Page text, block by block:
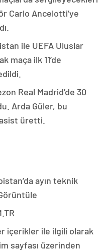
Carlo Ancelotti’ye
ile UEFA Uluslar
maça ilk 11’de
Real Madrid’de 30
Arda Güler, bu
üretti.
ayın teknik
içerikler ile ilgili olarak
sayfası üzerinden